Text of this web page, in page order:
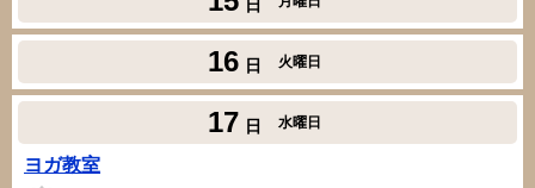
日
16 日 火曜日
17 日 水曜日
ヨガ教室